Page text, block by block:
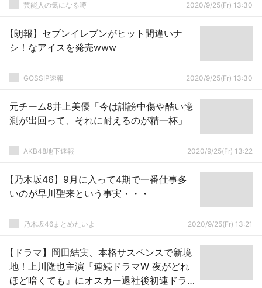
芸能人の気になる噂 2020/9/25(Fr) 13:30
【朗報】セブンイレブンがヒット間違いナ
シ！なアイスを発売www
GOSSIP速報 2020/9/25(Fr) 13:30
元チーム8井上美優「今は誹謗中傷や酷い憶
測が出回って、それに耐えるのが精一杯」
AKB48地下速報 2020/9/25(Fr) 13:22
【乃木坂46】9月に入って4期で一番仕事多
いのが早川聖来という事実・・・
乃木坂46まとめたいよ 2020/9/25(Fr) 13:21
【ドラマ】岡田結実、本格サスペンスで新境
地！上川隆也主演『連続ドラマW 夜がどれ
ほど暗くても』にオスカー退社後初連ドラ